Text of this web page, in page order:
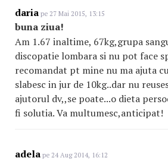
daria pe 27 Mai 2015, 13:15
buna ziua!
Am 1.67 inaltime, 67kg,grupa
discopatie lombara si nu pot face
recomandat pt mine nu ma ajuta
slabesc in jur de 10kg..dar nu
ajutorul dv,,se poate...o dieta
fi solutia. Va multumesc,anticipat!
adela pe 24 Aug 2014, 16:12